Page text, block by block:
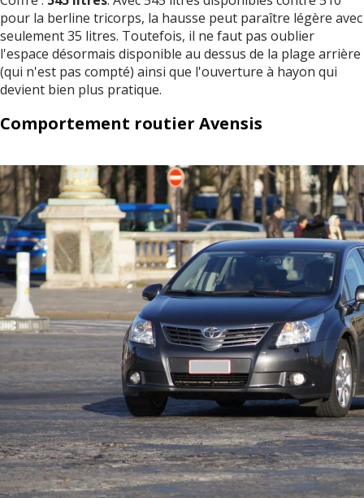
pour la berline tricorps, la hausse peut paraître légère avec
seulement 35 litres. Toutefois, il ne faut pas oublier
l'espace désormais disponible au dessus de la plage arrière
(qui n'est pas compté) ainsi que l'ouverture à hayon qui
devient bien plus pratique.
Comportement routier Avensis